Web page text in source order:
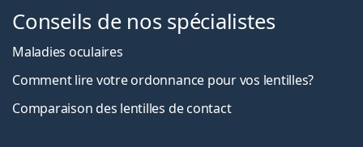
Conseils de nos spécialistes
Maladies oculaires
Comment lire votre ordonnance pour vos lentilles?
Comparaison des lentilles de contact